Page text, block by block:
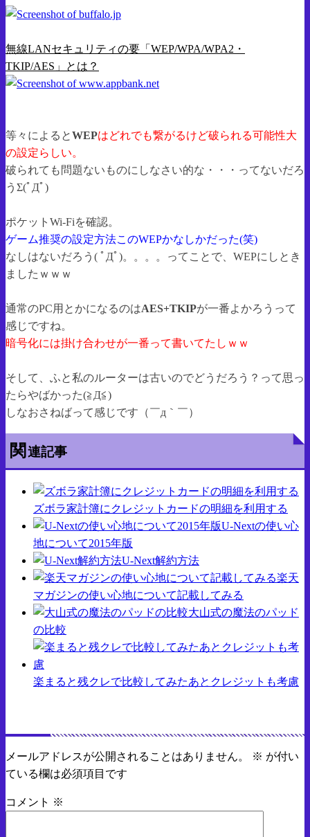
無線LANセキュリティの要「WEP/WPA/WPA2・
TKIP/AES」とは？
等々によるとWEPはどれでも繋がるけど破られる可能性大
の設定らしい。
破られても問題ないものにしなさい的な・・・ってないだろ
うΣ(ﾟДﾟ)
ポケットWi-Fiを確認。
ゲーム推奨の設定方法このWEPかなしかだった(笑)
なしはないだろう( ﾟДﾟ)。。。。ってことで、WEPにしとき
ましたｗｗｗ
通常のPC用とかになるのはAES+TKIPが一番よかろうって
感じですね。
暗号化には掛け合わせが一番って書いてたしｗｗ
そして、ふと私のルーターは古いのでどうだろう？って思っ
たらやばかった(≧Д≦)
しなおさねばって感じです（￣д｀￣）
関 連記事
ズボラ家計簿にクレジットカードの明細を利用する
U-Nextの使い心
地について2015年版
U-Next解約方法
楽天
マガジンの使い心地について記載してみる
大山式の魔法のパッド
の比較
楽まると残クレで比較してみたあとクレジットも考慮
メールアドレスが公開されることはありません。 ※ が付い
ている欄は必須項目です
コメント ※